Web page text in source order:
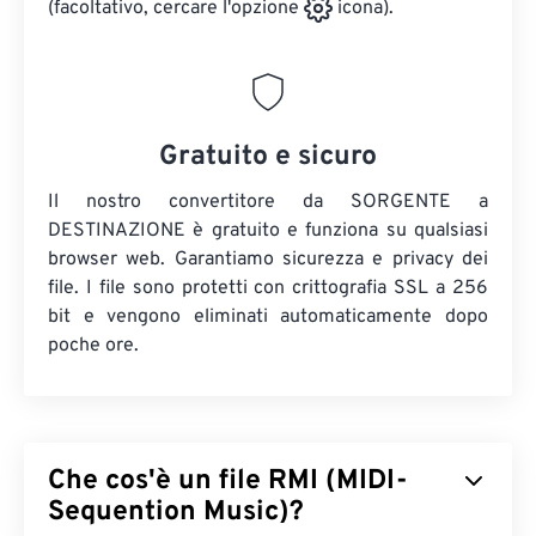
(facoltativo, cercare l'opzione icona).
Gratuito e sicuro
Il nostro convertitore da SORGENTE a
DESTINAZIONE è gratuito e funziona su qualsiasi
browser web. Garantiamo sicurezza e privacy dei
file. I file sono protetti con crittografia SSL a 256
bit e vengono eliminati automaticamente dopo
poche ore.
Che cos'è un file RMI (MIDI-
Sequention Music)?